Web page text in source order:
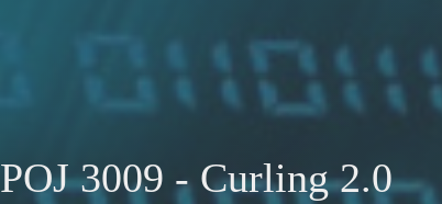
POJ 3009 - Curling 2.0